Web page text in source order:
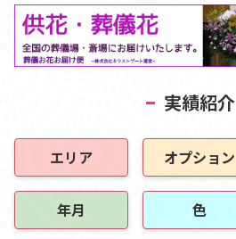
実績紹介
エリア オプション
年月 色